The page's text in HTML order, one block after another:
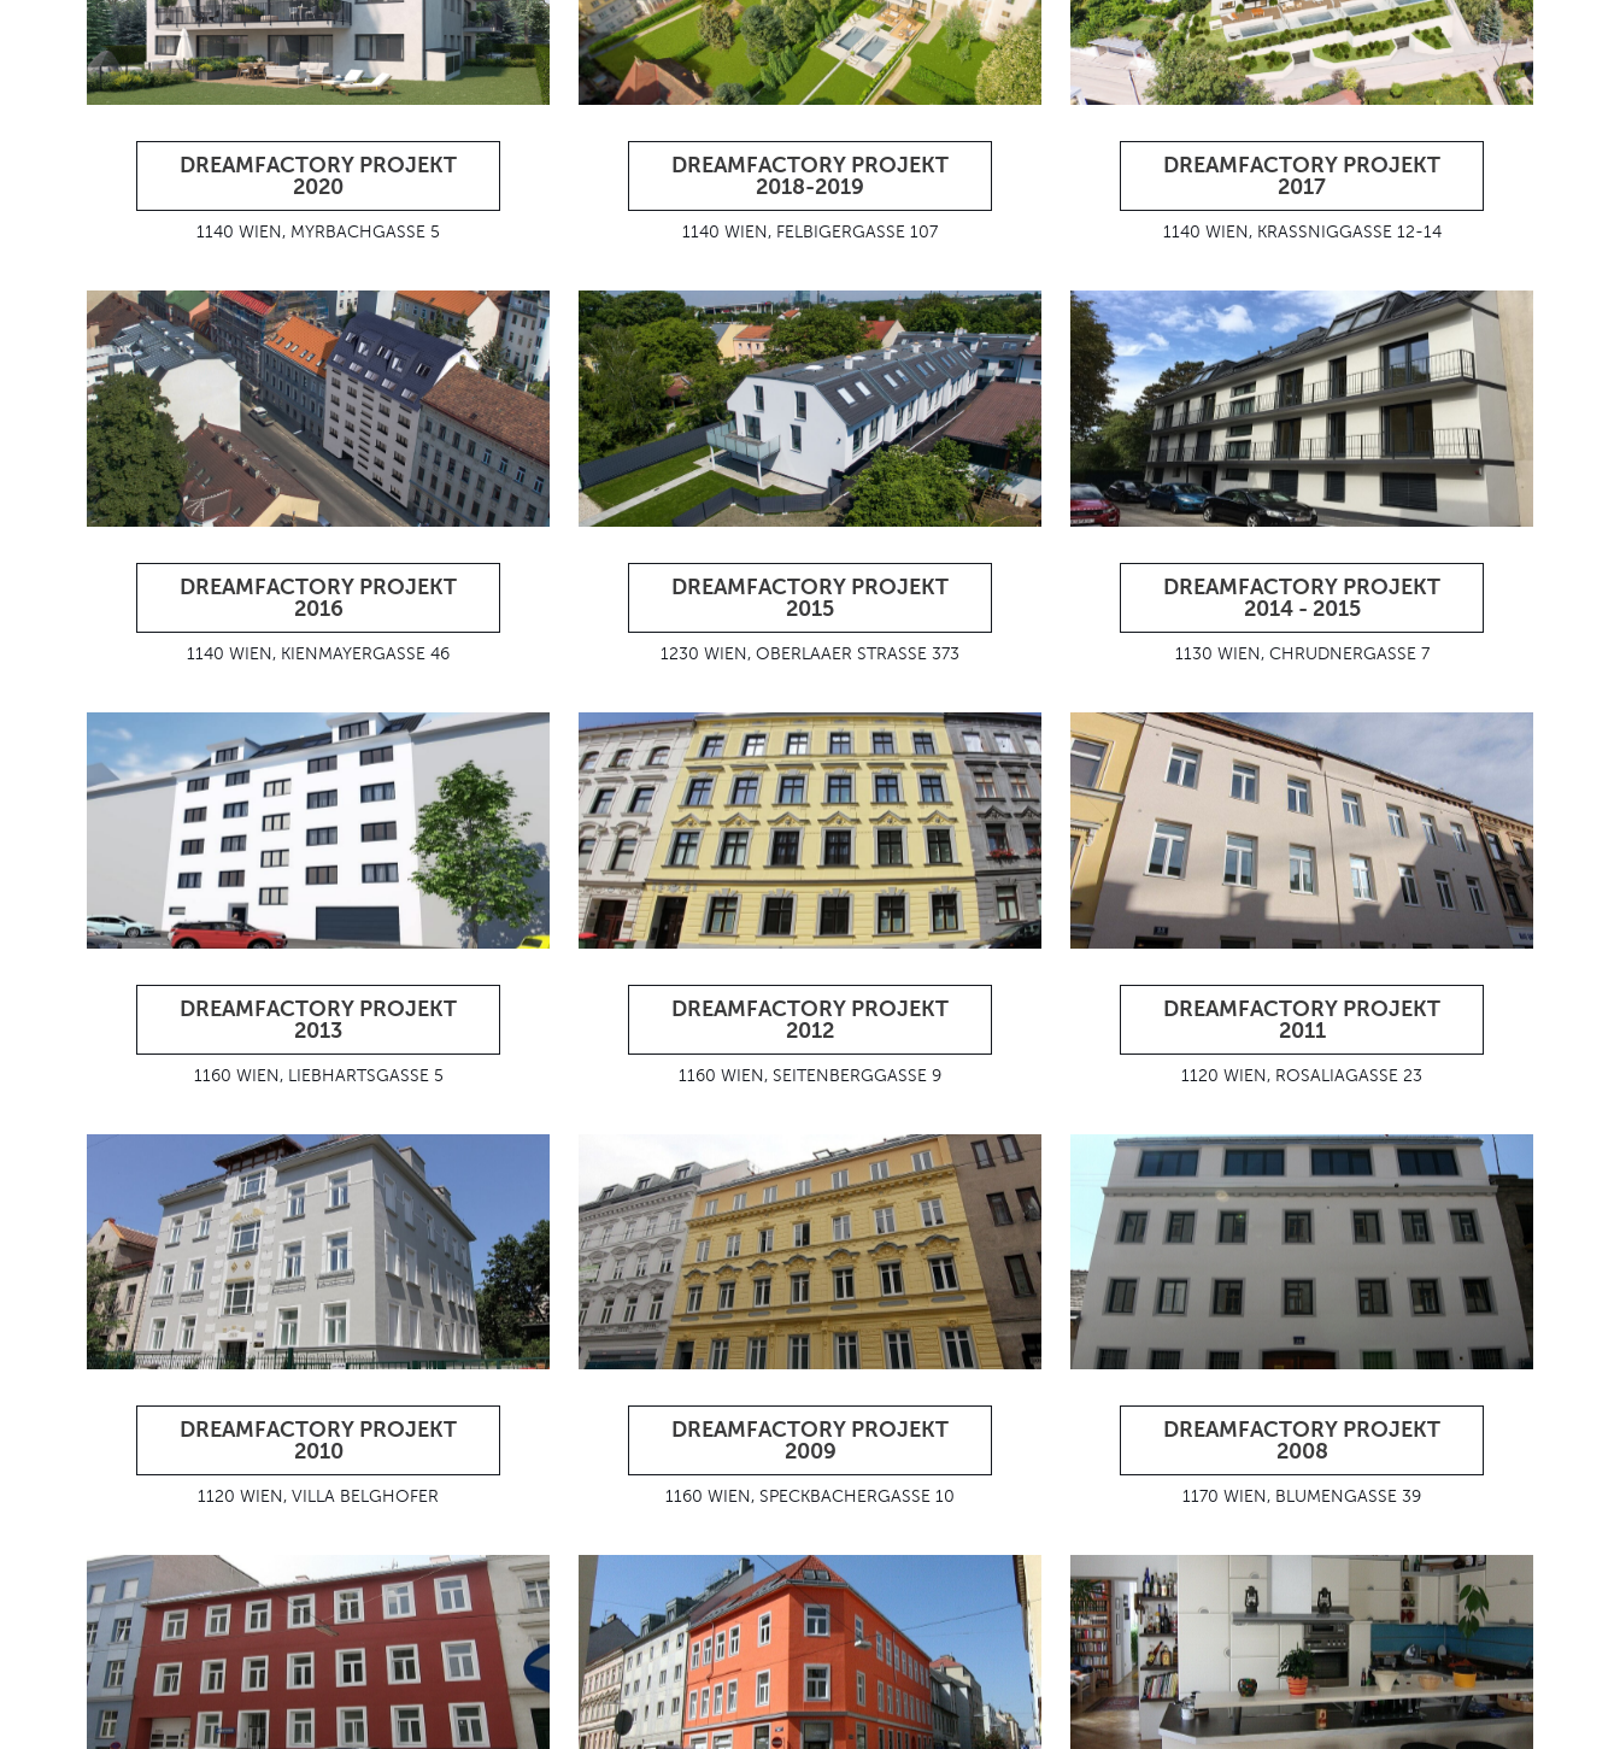
DREAMFACTORY PROJEKT
2020
1140 WIEN, MYRBACHGASSE 5
DREAMFACTORY PROJEKT
2018-2019
1140 WIEN, FELBIGERGASSE 107
DREAMFACTORY PROJEKT
2017
1140 WIEN, KRASSNIGGASSE 12-14
DREAMFACTORY PROJEKT
2016
1140 WIEN, KIENMAYERGASSE 46
DREAMFACTORY PROJEKT
2015
1230 WIEN, OBERLAAER STRASSE 373
DREAMFACTORY PROJEKT
2014 - 2015
1130 WIEN, CHRUDNERGASSE 7
DREAMFACTORY PROJEKT
2013
1160 WIEN, LIEBHARTSGASSE 5
DREAMFACTORY PROJEKT
2012
1160 WIEN, SEITENBERGGASSE 9
DREAMFACTORY PROJEKT
2011
1120 WIEN, ROSALIAGASSE 23
DREAMFACTORY PROJEKT
2010
1120 WIEN, VILLA BELGHOFER
DREAMFACTORY PROJEKT
2009
1160 WIEN, SPECKBACHERGASSE 10
DREAMFACTORY PROJEKT
2008
1170 WIEN, BLUMENGASSE 39